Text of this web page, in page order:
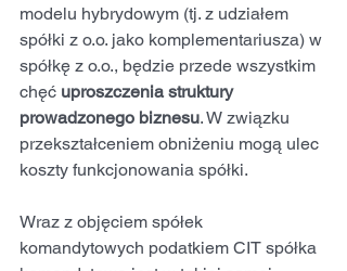
modelu hybrydowym (tj. z udziałem
spółki z o.o. jako komplementariusza) w
spółkę z o.o., będzie przede wszystkim
chęć uproszczenia struktury
prowadzonego biznesu. W związku
przekształceniem obniżeniu mogą ulec
koszty funkcjonowania spółki.
Wraz z objęciem spółek
komandytowych podatkiem CIT spółka